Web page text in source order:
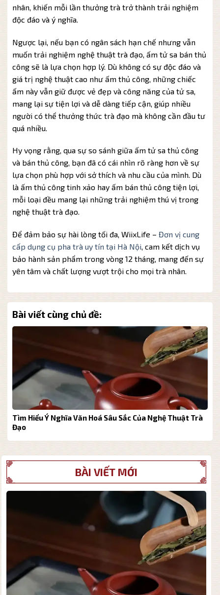
nhân, khiến mỗi lần thưởng trà trở thành trải nghiệm
độc đáo và ý nghĩa.
Ngược lại, nếu bạn có ngân sách hạn chế nhưng vẫn
muốn trải nghiệm nghệ thuật trà đạo, ấm tử sa bán thủ
công sẽ là lựa chọn hợp lý. Dù không có sự độc đáo và
giá trị nghệ thuật cao như ấm thủ công, những chiếc
ấm này vẫn giữ được vẻ đẹp và công năng của tử sa,
mang lại sự tiện lợi và dễ dàng tiếp cận, giúp nhiều
người có thể thưởng thức trà đạo mà không cần đầu tư
quá nhiều.
Hy vọng rằng, qua sự so sánh giữa ấm tử sa thủ công
và bán thủ công, bạn đã có cái nhìn rõ ràng hơn về sự
lựa chọn phù hợp với sở thích và nhu cầu của mình. Dù
là ấm thủ công tinh xảo hay ấm bán thủ công tiện lợi,
mỗi loại đều mang lại những trải nghiệm thú vị trong
nghệ thuật trà đạo.
Để đảm bảo sự hài lòng tối đa, WiixLife – Đơn vị cung
cấp dụng cụ pha trà uy tín tại Hà Nội, cam kết dịch vụ
bảo hành sản phẩm trong vòng 12 tháng, mang đến sự
yên tâm và chất lượng vượt trội cho mọi trà nhân.
Bài viết cùng chủ đề:
Tìm Hiểu Ý Nghĩa Văn Hoá Sâu Sắc Của Nghệ Thuật Trà
Đạo
BÀI VIẾT MỚI